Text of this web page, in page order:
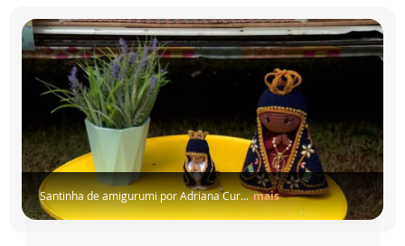
Santinha de amigurumi por Adriana Cur... mais